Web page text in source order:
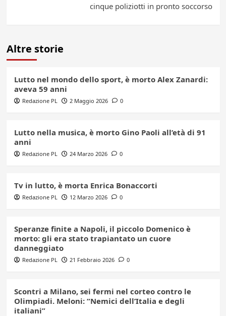
cinque poliziotti in pronto soccorso
Altre storie
Lutto nel mondo dello sport, è morto Alex Zanardi:
aveva 59 anni
Redazione PL 2 Maggio 2026 0
Lutto nella musica, è morto Gino Paoli all’età di 91
anni
Redazione PL 24 Marzo 2026 0
Tv in lutto, è morta Enrica Bonaccorti
Redazione PL 12 Marzo 2026 0
Speranze finite a Napoli, il piccolo Domenico è
morto: gli era stato trapiantato un cuore
danneggiato
Redazione PL 21 Febbraio 2026 0
Scontri a Milano, sei fermi nel corteo contro le
Olimpiadi. Meloni: “Nemici dell’Italia e degli
italiani”